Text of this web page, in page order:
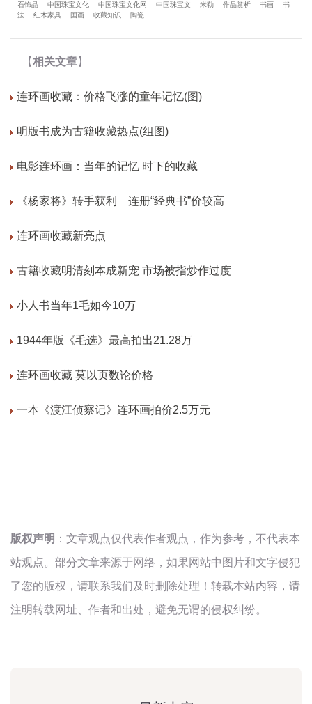
石饰品
中国珠宝文化 中国珠宝文化网 中国珠宝文 米勒 作品赏析 书画
书
法
红木家具 国画 收藏知识 陶瓷
【相关文章】
连环画收藏：价格飞涨的童年记忆(图)
明版书成为古籍收藏热点(组图)
电影连环画：当年的记忆 时下的收藏
《杨家将》转手获利 连册“经典书”价较高
连环画收藏新亮点
古籍收藏明清刻本成新宠 市场被指炒作过度
小人书当年1毛如今10万
1944年版《毛选》最高拍出21.28万
连环画收藏 莫以页数论价格
一本《渡江侦察记》连环画拍价2.5万元
版权声明 ：文章观点仅代表作者观点，作为参考，不代表本
站观点。部分文章来源于网络，如果网站中图片和文字侵犯
了您的版权，请联系我们及时删除处理！转载本站内容，请
注明转载网址、作者和出处，避免无谓的侵权纠纷。